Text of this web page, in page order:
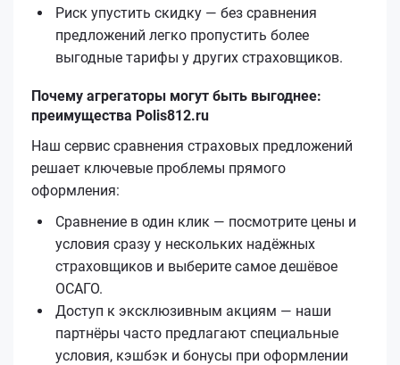
Риск упустить скидку — без сравнения
предложений легко пропустить более
выгодные тарифы у других страховщиков.
Почему агрегаторы могут быть выгоднее:
преимущества Polis812.ru
Наш сервис сравнения страховых предложений
решает ключевые проблемы прямого
оформления:
Сравнение в один клик — посмотрите цены и
условия сразу у нескольких надёжных
страховщиков и выберите самое дешёвое
ОСАГО.
Доступ к эксклюзивным акциям — наши
партнёры часто предлагают специальные
условия, кэшбэк и бонусы при оформлении